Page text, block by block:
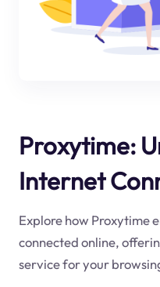
Proxytime:
Internet
Explore how Proxytime
connected online,
service for your